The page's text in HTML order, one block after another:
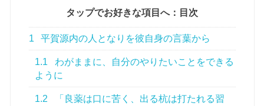
タップでお好きな項目へ：目次
1 平賀源内の人となりを彼自身の言葉から
1.1
わがままに、自分のやりたいことをできる
ように
1.2
「良薬は口に苦く、出る杭は打たれる習